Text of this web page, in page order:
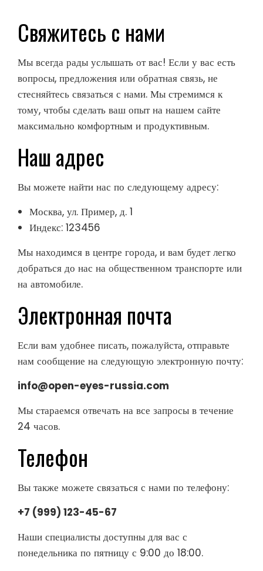
Свяжитесь с нами
Мы всегда рады услышать от вас! Если у вас есть
вопросы, предложения или обратная связь, не
стесняйтесь связаться с нами. Мы стремимся к
тому, чтобы сделать ваш опыт на нашем сайте
максимально комфортным и продуктивным.
Наш адрес
Вы можете найти нас по следующему адресу:
Москва, ул. Пример, д. 1
Индекс: 123456
Мы находимся в центре города, и вам будет легко
добраться до нас на общественном транспорте или
на автомобиле.
Электронная почта
Если вам удобнее писать, пожалуйста, отправьте
нам сообщение на следующую электронную почту:
info@open-eyes-russia.com
Мы стараемся отвечать на все запросы в течение
24 часов.
Телефон
Вы также можете связаться с нами по телефону:
+7 (999) 123-45-67
Наши специалисты доступны для вас с
понедельника по пятницу с 9:00 до 18:00.